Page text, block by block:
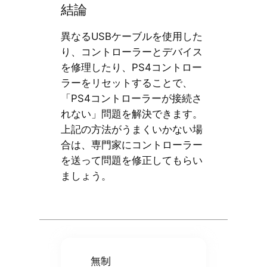
結論
異なるUSBケーブルを使用した
り、コントローラーとデバイス
を修理したり、PS4コントロー
ラーをリセットすることで、
「PS4コントローラーが接続さ
れない」問題を解決できます。
上記の方法がうまくいかない場
合は、専門家にコントローラー
を送って問題を修正してもらい
ましょう。
無制